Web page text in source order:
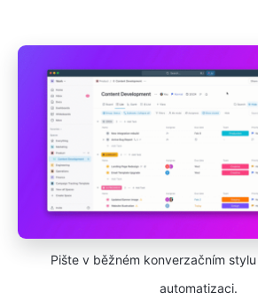
Pište v běžném konverzačním
automatizaci.